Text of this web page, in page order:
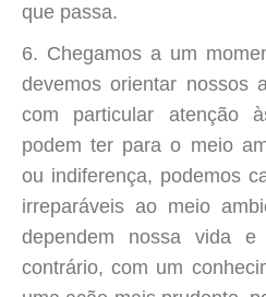
que passa.
6. Chegamos a um
devemos orientar nossos
com particular atenção
podem ter para o meio
ou indiferença, podemos
irreparáveis ao meio
dependem nossa vida e
contrário, com um